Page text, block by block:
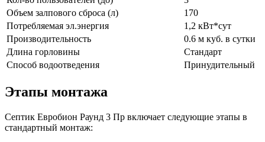
Объем залпового сброса (л)
170
Потребляемая эл.энергия
1,2 кВт*сут
Производительность
0.6 м куб. в сутки
Длина горловины
Стандарт
Способ водоотведения
Принудительный
Этапы монтажа
Септик Евробион Раунд 3 Пр включает следующие этапы в
стандартный монтаж: